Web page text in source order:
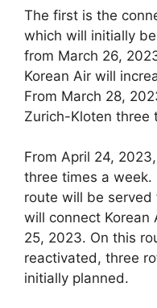
The first is the
which will initially
from March 26,
Korean Air will
From March 28,
Zurich-Kloten three
From April 24,
three times a week.
route will be
will connect Korean
25, 2023. On this
reactivated, three
initially planned.